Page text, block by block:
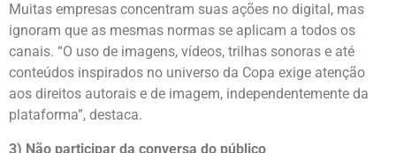
Muitas empresas concentram suas ações no digital, mas
ignoram que as mesmas normas se aplicam a todos os
canais. “O uso de imagens, vídeos, trilhas sonoras e até
conteúdos inspirados no universo da Copa exige atenção
aos direitos autorais e de imagem, independentemente da
plataforma”, destaca.
3) Não participar da conversa do público